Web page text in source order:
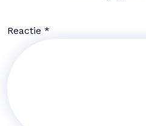
Reactie *